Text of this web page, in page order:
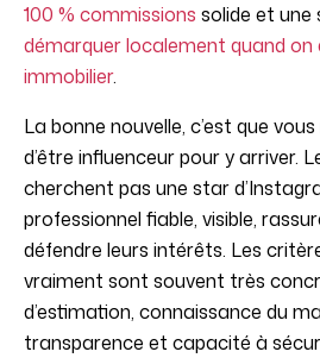
100 % commissions solide et
démarquer localement quand
immobilier.
La bonne nouvelle, c’est que
d’être influenceur pour y arriver.
cherchent pas une star
professionnel fiable, visible,
défendre leurs intérêts. Les
vraiment sont souvent très
d’estimation, connaissance du
transparence et capacité à